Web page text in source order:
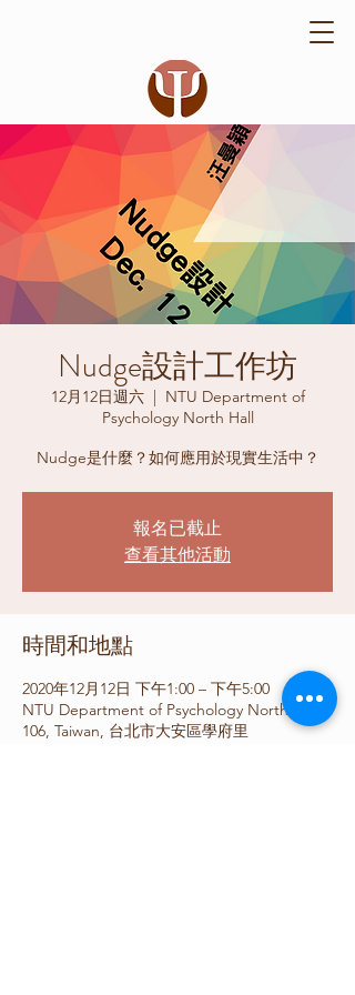
Nudge設計工作坊
12月12日週六
  |
NTU Department of
Psychology North Hall
Nudge是什麼？如何應用於現實生活中？
報名已截止
查看其他活動
時間和地點
2020年12月12日 下午1:00 – 下午5:00
NTU Department of Psychology North Hall,
106, Taiwan, 台北市大安區學府里